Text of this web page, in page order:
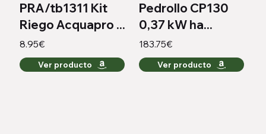
PRA/tb1311 Kit
Riego Acquapro ...
8.95€
Ver producto
Pedrollo CP130
0,37 kW ha...
183.75€
Ver producto